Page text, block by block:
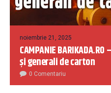
noiembrie 21, 2025
CAMPANIE
și generali de carton
0 Comentariu